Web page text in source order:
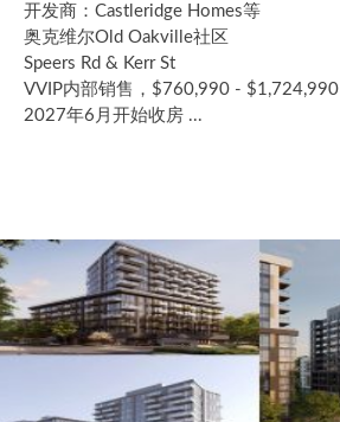
开发商：Castleridge Homes等
奥克维尔Old Oakville社区
Speers Rd & Kerr St
VVIP内部销售，$760,990 - $1,724,990
2027年6月开始收房 ...